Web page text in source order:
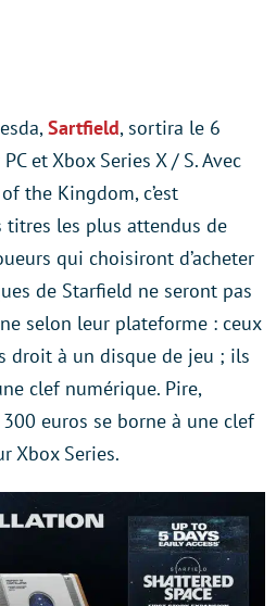
Sartfield, sortira le 6
et Xbox Series X / S. Avec
the Kingdom, c’est
titres les plus attendus de
qui choisiront d’acheter
de Starfield ne seront pas
selon leur plateforme : ceux
droit à un disque de jeu ; ils
clef numérique. Pire,
euros se borne à une clef
Xbox Series.